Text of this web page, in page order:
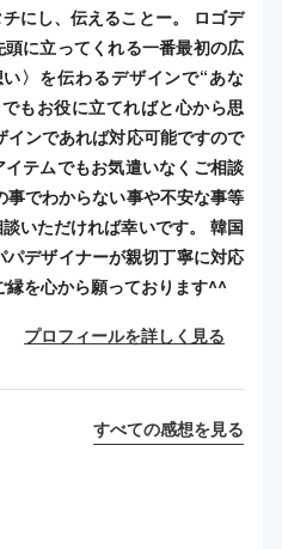
にし、伝えることー。 ロゴデ
に立ってくれる一番最初の広
〉を伝わるデザインで“あな
もお役に立てればと心から思
インであれば対応可能ですので
イテムでもお気遣いなくご相談
事でわからない事や不安な事等
いただければ幸いです。 韓国
パデザイナーが親切丁寧に対応
縁を心から願っております^^
プロフィールを詳しく見る
すべての感想を見る